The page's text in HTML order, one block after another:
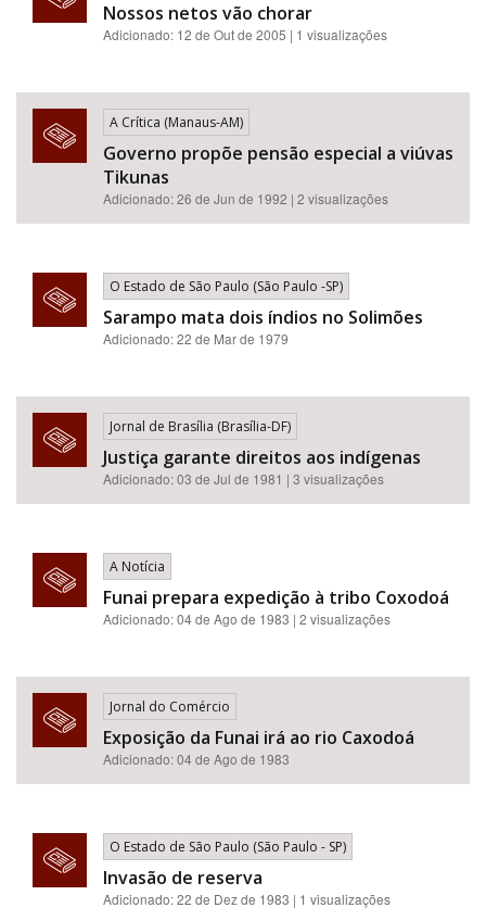
Nossos netos vão chorar
Adicionado: 12 de Out de 2005 | 1 visualizações
A Crítica (Manaus-AM)
Governo propõe pensão especial a viúvas
Tikunas
Adicionado: 26 de Jun de 1992 | 2 visualizações
O Estado de São Paulo (São Paulo -SP)
Sarampo mata dois índios no Solimões
Adicionado: 22 de Mar de 1979
Jornal de Brasília (Brasília-DF)
Justiça garante direitos aos indígenas
Adicionado: 03 de Jul de 1981 | 3 visualizações
A Notícia
Funai prepara expedição à tribo Coxodoá
Adicionado: 04 de Ago de 1983 | 2 visualizações
Jornal do Comércio
Exposição da Funai irá ao rio Caxodoá
Adicionado: 04 de Ago de 1983
O Estado de São Paulo (São Paulo - SP)
Invasão de reserva
Adicionado: 22 de Dez de 1983 | 1 visualizações